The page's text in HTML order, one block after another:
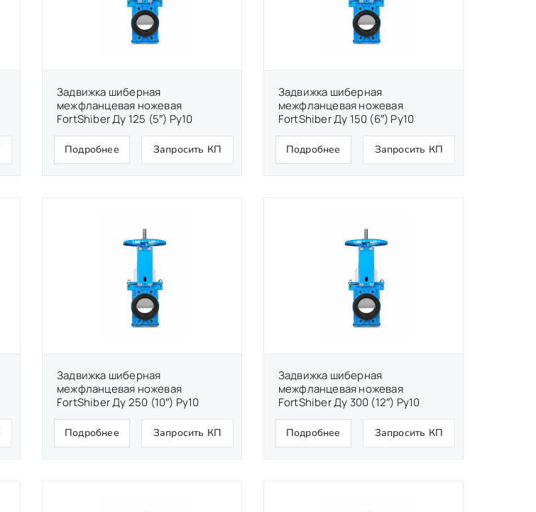
Задвижка шиберная
межфланцевая ножевая
FortShiber Ду 125 (5″) Ру10
Подробнее Запросить КП
Задвижка шиберная
межфланцевая ножевая
FortShiber Ду 150 (6″) Ру10
Подробнее Запросить КП
Задвижка шиберная
межфланцевая ножевая
FortShiber Ду 250 (10″) Ру10
Подробнее Запросить КП
Задвижка шиберная
межфланцевая ножевая
FortShiber Ду 300 (12″) Ру10
Подробнее Запросить КП